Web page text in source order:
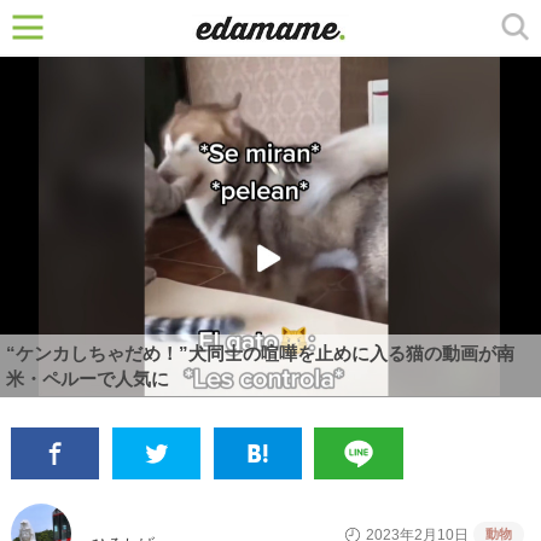
“ケンカしちゃだめ！”犬同士の喧嘩を止めに入る猫の動画が南
米・ペルーで人気に
2023年2月10日 動物